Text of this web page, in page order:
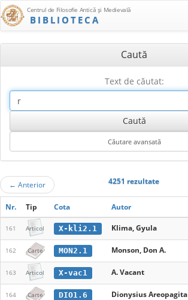
Centrul de Filosofie Antică şi Medievală
BIBLIOTECA
Caută
Text de căutat:
← Anterior 4251 rezultate
Nr. Tip Cota Autor
161 Articol X-kli2.1 Klima, Gyula
162 Carte MON2.1 Monson, Don A.
163 Articol X-vac1 A. Vacant
164 Carte DIO1.6 Dionysius Areopagita